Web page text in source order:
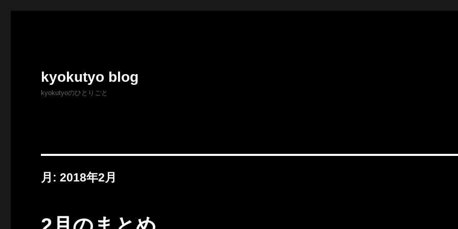
kyokutyo blog
kyokutyoのひとりごと
月:2018年2月